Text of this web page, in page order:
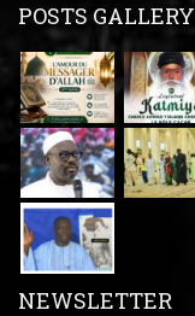
POSTS GALLERY
NEWSLETTER